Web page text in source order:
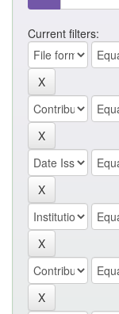
Current filters: